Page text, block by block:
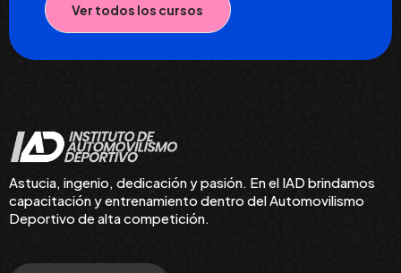
Ver todos los cursos
Astucia, ingenio, dedicación y pasión. En el IAD brindamos
capacitación y entrenamiento dentro del Automovilismo
Deportivo de alta competición.